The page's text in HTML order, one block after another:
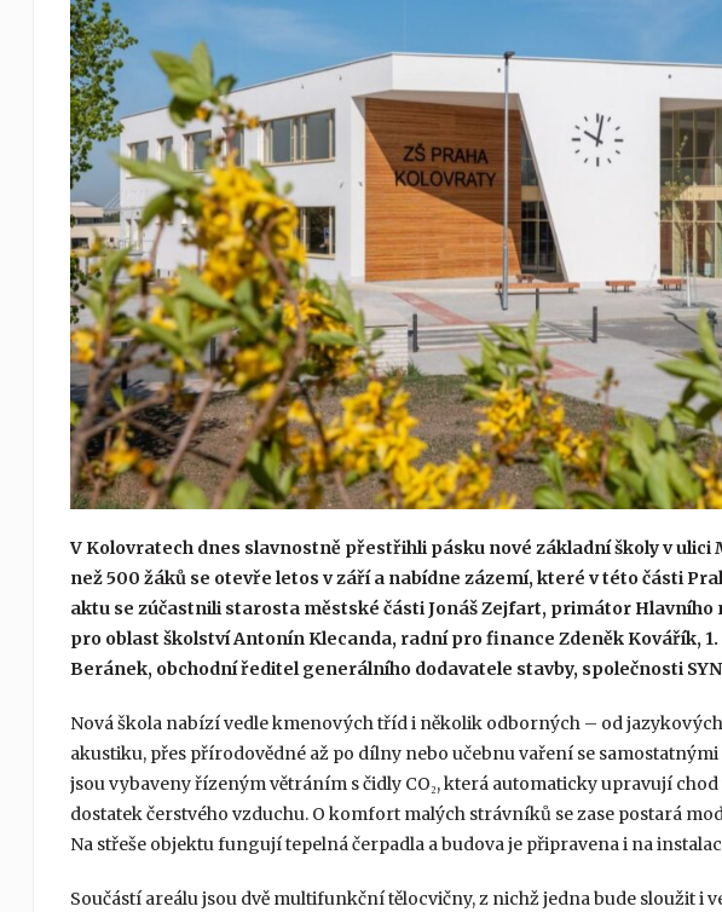
V Kolovratech dnes slavnostně přestřihli pásku nové základní školy v ulici
než 500 žáků se otevře letos v září a nabídne zázemí, které v této části
aktu se zúčastnili starosta městské části Jonáš Zejfart, primátor Hlavního
pro oblast školství Antonín Klecanda, radní pro finance Zdeněk Kovářík,
Beránek, obchodní ředitel generálního dodavatele stavby, společnosti
Nová škola nabízí vedle kmenových tříd i několik odborných – od
akustiku, přes přírodovědné až po dílny nebo učebnu vaření se
jsou vybaveny řízeným větráním s čidly CO₂, která automaticky upravují
dostatek čerstvého vzduchu. O komfort malých strávníků se zase postará
Na střeše objektu fungují tepelná čerpadla a budova je připravena i na
Součástí areálu jsou dvě multifunkční tělocvičny, z nichž jedna bude sloužit i